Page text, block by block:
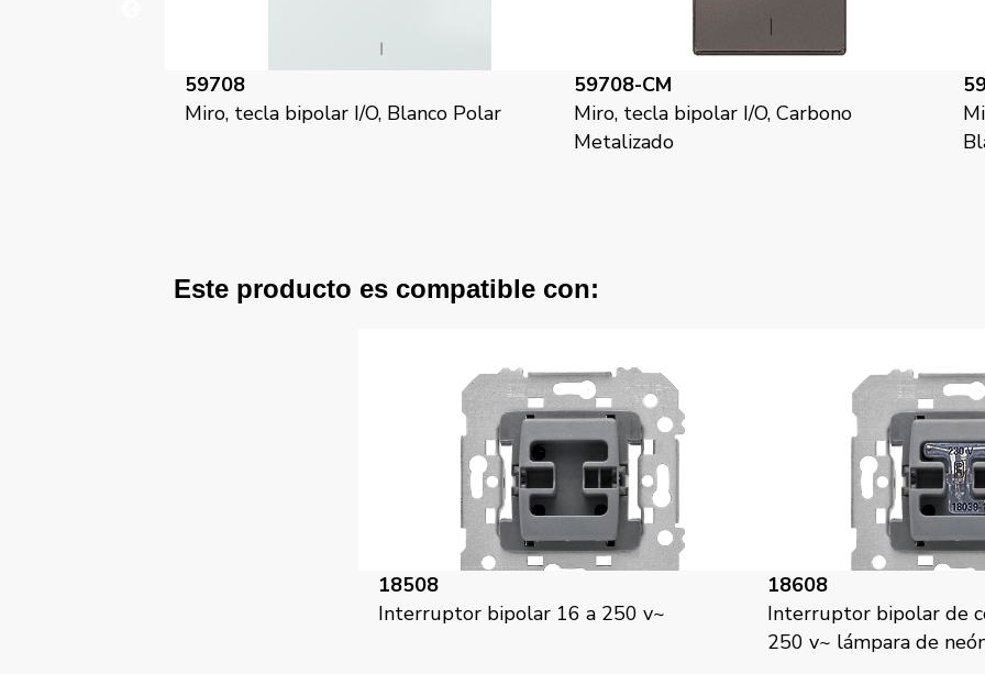
59708-CM
Miro, tecla bipolar I/O, Carbono
59708-C
Miro, tecla bipolar I/O, embellecedor,
Blanco Polar
Este producto es compatible con:
18508
Interruptor bipolar 16 a 250 v~
18608
Interruptor bipolar de
250 v~ lámpara de